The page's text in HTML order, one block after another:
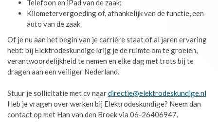
Telefoon en iPad van de zaak;
Kilometervergoeding of, afhankelijk van de functie, een
auto van de zaak.
Of je nu aan het begin van je carrière staat of al jaren ervaring
hebt: bij Elektrodeskundige krijg je de ruimte om te groeien,
verantwoordelijkheid te nemen en elke dag met trots bij te
dragen aan een veiliger Nederland.
Stuur je sollicitatie met cv naardirectie@elektrodeskundige.nl
Heb je vragen over werken bij Elektrodeskundige? Neem dan
contact op met Han van den Broek via 06-26406947.